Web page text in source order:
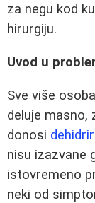
za negu kod
hirurgiju.
Uvod u
Sve više
deluje masno,
donosi
nisu izazvane
istovremeno
neki od